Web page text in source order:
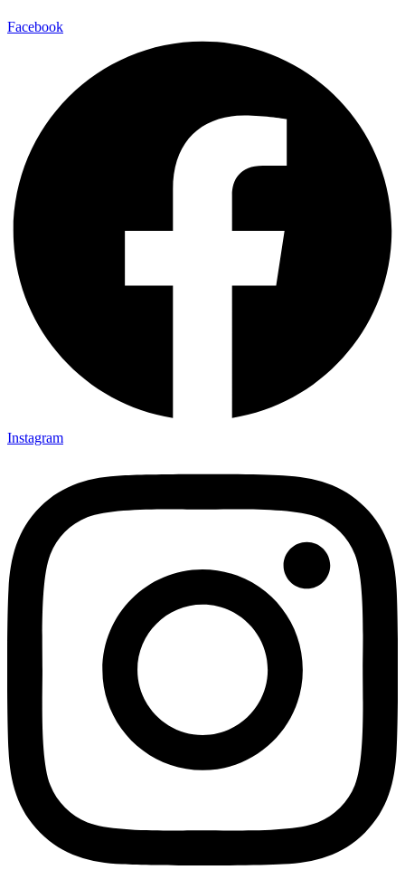
Facebook
Instagram